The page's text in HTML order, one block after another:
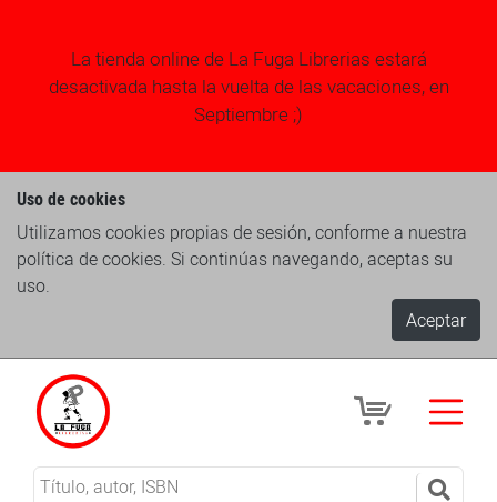
La tienda online de La Fuga Librerias estará
desactivada hasta la vuelta de las vacaciones, en
Septiembre ;)
Uso de cookies
Utilizamos cookies propias de sesión, conforme a nuestra
política de cookies. Si continúas navegando, aceptas su
uso.
Aceptar